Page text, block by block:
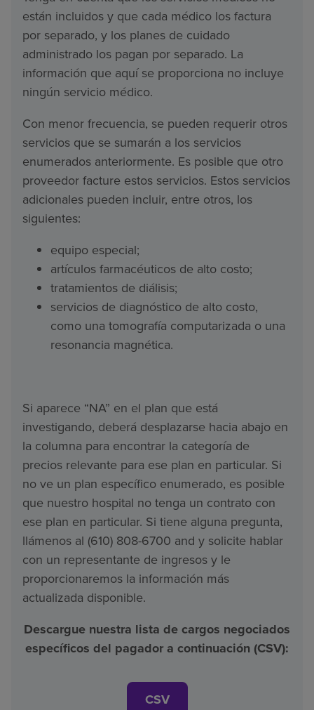
están incluidos y que cada médico los factura
por separado, y los planes de cuidado
administrado los pagan por separado. La
información que aquí se proporciona no incluye
ningún servicio médico.
Con menor frecuencia, se pueden requerir otros
servicios que se sumarán a los servicios
enumerados anteriormente. Es posible que otro
proveedor facture estos servicios. Estos servicios
adicionales pueden incluir, entre otros, los
siguientes:
equipo especial;
artículos farmacéuticos de alto costo;
tratamientos de diálisis;
servicios de diagnóstico de alto costo,
como una tomografía computarizada o una
resonancia magnética.
Si aparece “NA” en el plan que está
investigando, deberá desplazarse hacia abajo en
la columna para encontrar la categoría de
precios relevante para ese plan en particular. Si
no ve un plan específico enumerado, es posible
que nuestro hospital no tenga un contrato con
ese plan en particular. Si tiene alguna pregunta,
llámenos al (610) 808-6700 and y solicite hablar
con un representante de ingresos y le
proporcionaremos la información más
actualizada disponible.
Descargue nuestra lista de cargos negociados
específicos del pagador a continuación (CSV):
CSV